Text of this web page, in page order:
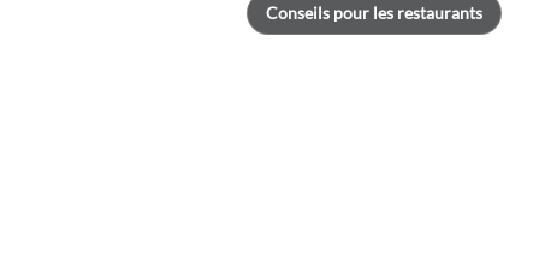
Conseils pour les restaurants